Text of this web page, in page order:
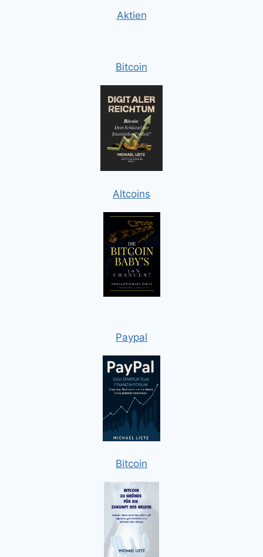
Aktien
Bitcoin
Altcoins
Paypal
Bitcoin